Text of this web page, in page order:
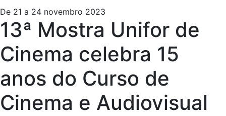
De 21 a 24 novembro 2023
13ª Mostra Unifor de
Cinema celebra 15
anos do Curso de
Cinema e Audiovisual